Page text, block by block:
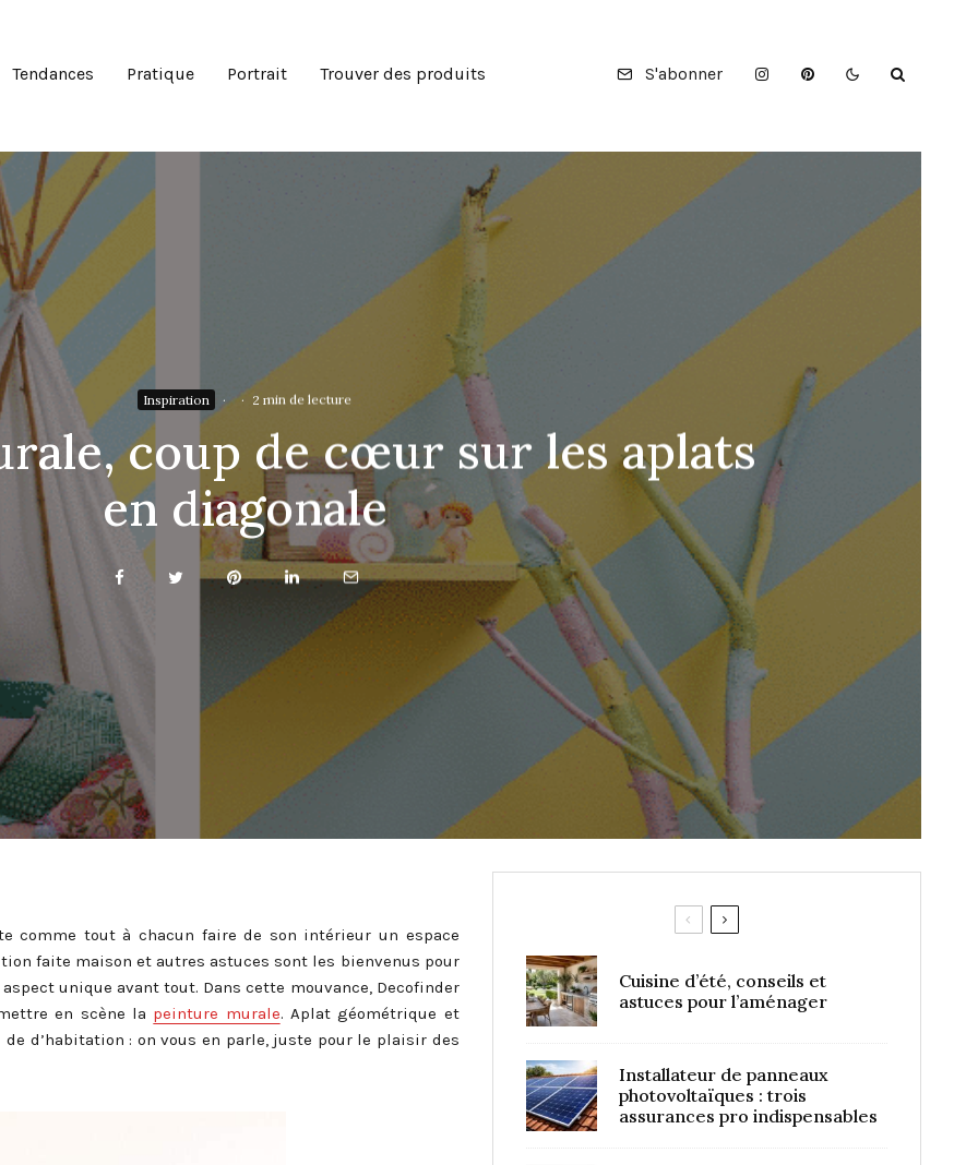
Tendances Pratique Portrait Trouver des produits S'abonner
Inspiration · · 2 min de lecture
coup de cœur sur les aplats
en diagonale
comme tout à chacun faire de son intérieur un espace
faite maison et autres astuces sont les bienvenus pour
unique avant tout. Dans cette mouvance, Decofinder
en scène la peinture murale. Aplat géométrique et
d’habitation : on vous en parle, juste pour le plaisir des
Cuisine d’été, conseils et
astuces pour l’aménager
Installateur de panneaux
photovoltaïques : trois
assurances pro indispensables